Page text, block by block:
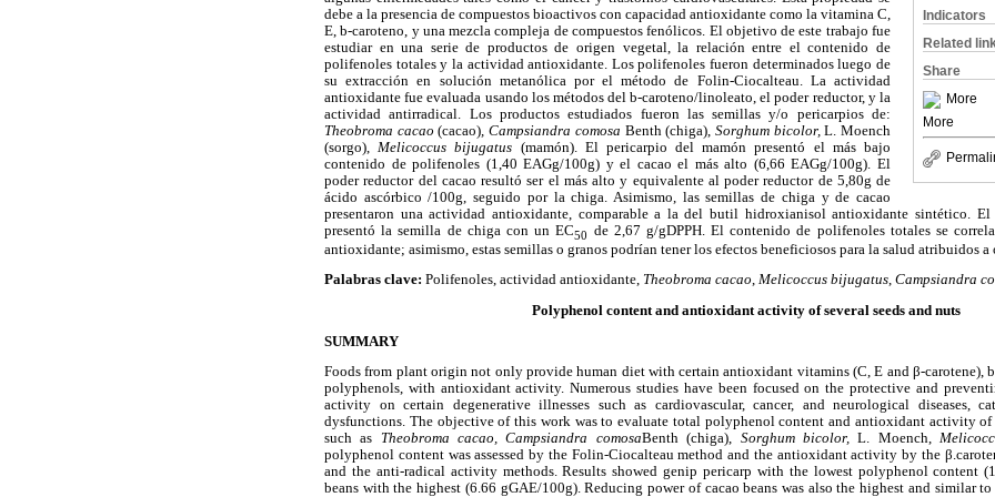
Indicators
Related
Share
More
More
debe a la presencia de compuestos bioactivos con capacidad antioxidante como la vitamina C,
E, b-caroteno, y una mezcla compleja de compuestos fenólicos. El objetivo de este trabajo fue
estudiar en una serie de productos de origen vegetal, la relación entre el contenido de
polifenoles totales y la actividad antioxidante. Los polifenoles fueron determinados luego de
su extracción en solución metanólica por el método de Folin-Ciocalteau. La actividad
antioxidante fue evaluada usando los métodos del b-caroteno/linoleato, el poder reductor, y la
actividad antirradical. Los productos estudiados fueron las semillas y/o pericarpios de:
Theobroma cacao(cacao), Campsiandra comosa Benth (chiga), Sorghum bicolor,L. Moench
(sorgo), Melicoccus bijugatus (mamón). El pericarpio del mamón presentó el más bajo
contenido de polifenoles (1,40 EAGg/100g) y el cacao el más alto (6,66 EAGg/100g). El
poder reductor del cacao resultó ser el más alto y equivalente al poder reductor de 5,80g de
ácido ascórbico /100g, seguido por la chiga. Asimismo, las semillas de chiga y de cacao
presentaron una actividad antioxidante, comparable a la del butil hidroxianisol antioxidante sintético.
presentó la semilla de chiga con un EC50
de 2,67 g/gDPPH. El contenido de polifenoles totales se
antioxidante; asimismo, estas semillas o granos podrían tener los efectos beneficiosos para la salud atribuidos a
Palabras clave: Polifenoles, actividad antioxidante, Theobroma cacao, Melicoccus bijugatus, Campsiandra
Polyphenol content and antioxidant activity of several seeds and nuts
SUMMARY
Foods from plant origin not only provide human diet with certain antioxidant vitamins (C, E and β-carotene),
polyphenols, with antioxidant activity. Numerous studies have been focused on the protective and
activity on certain degenerative illnesses such as cardiovascular, cancer, and neurological diseases,
dysfunctions. The objective of this work was to evaluate total polyphenol content and antioxidant activity of
such as Theobroma cacao, Campsiandra comosaBenth (chiga), Sorghum bicolor,L. Moench,
polyphenol content was assessed by the Folin-Ciocalteau method and the antioxidant activity by the
and the anti-radical activity methods. Results showed genip pericarp with the lowest polyphenol content
beans with the highest (6.66 gGAE/100g). Reducing power of cacao beans was also the highest and similar